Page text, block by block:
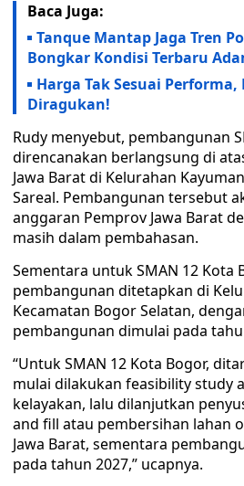
Baca Juga:
Tanque Mantap Jaga Tren
Bongkar Kondisi Terbaru
Harga Tak Sesuai
Diragukan!
Rudy menyebut, pembangunan
direncanakan berlangsung di
Jawa Barat di Kelurahan
Sareal. Pembangunan tersebut
anggaran Pemprov Jawa Barat
masih dalam pembahasan.
Sementara untuk SMAN 12 Kota
pembangunan ditetapkan di
Kecamatan Bogor Selatan,
pembangunan dimulai pada
“Untuk SMAN 12 Kota Bogor,
mulai dilakukan feasibility study
kelayakan, lalu dilanjutkan
and fill atau pembersihan lahan
Jawa Barat, sementara
pada tahun 2027,” ucapnya.